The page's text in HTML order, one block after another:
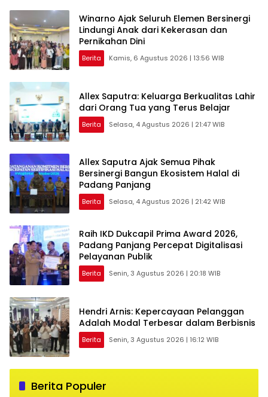
Winarno Ajak Seluruh Elemen Bersinergi
Lindungi Anak dari Kekerasan dan
Pernikahan Dini
Berita Kamis, 6 Agustus 2026 | 13:56 WIB
Allex Saputra: Keluarga Berkualitas Lahir
dari Orang Tua yang Terus Belajar
Berita Selasa, 4 Agustus 2026 | 21:47 WIB
Allex Saputra Ajak Semua Pihak
Bersinergi Bangun Ekosistem Halal di
Padang Panjang
Berita Selasa, 4 Agustus 2026 | 21:42 WIB
Raih IKD Dukcapil Prima Award 2026,
Padang Panjang Percepat Digitalisasi
Pelayanan Publik
Berita Senin, 3 Agustus 2026 | 20:18 WIB
Hendri Arnis: Kepercayaan Pelanggan
Adalah Modal Terbesar dalam Berbisnis
Berita Senin, 3 Agustus 2026 | 16:12 WIB
Berita Populer